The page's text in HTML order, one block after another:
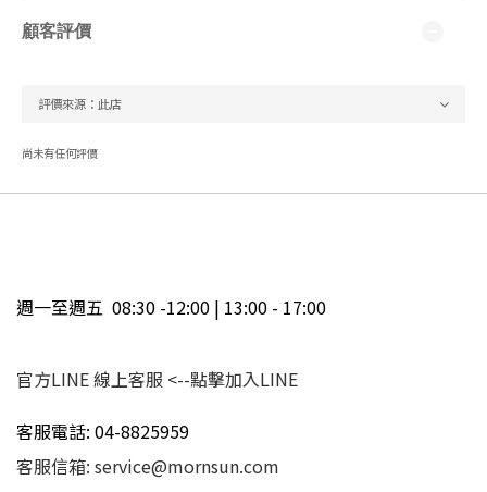
顧客評價
尚未有任何評價
週一至週五 08:30 -12:00 | 13:00 - 17:00
官方LINE 線上客服 <--點擊加入LINE
客服電話: 04-8825959
客服信箱: service@mornsun.com